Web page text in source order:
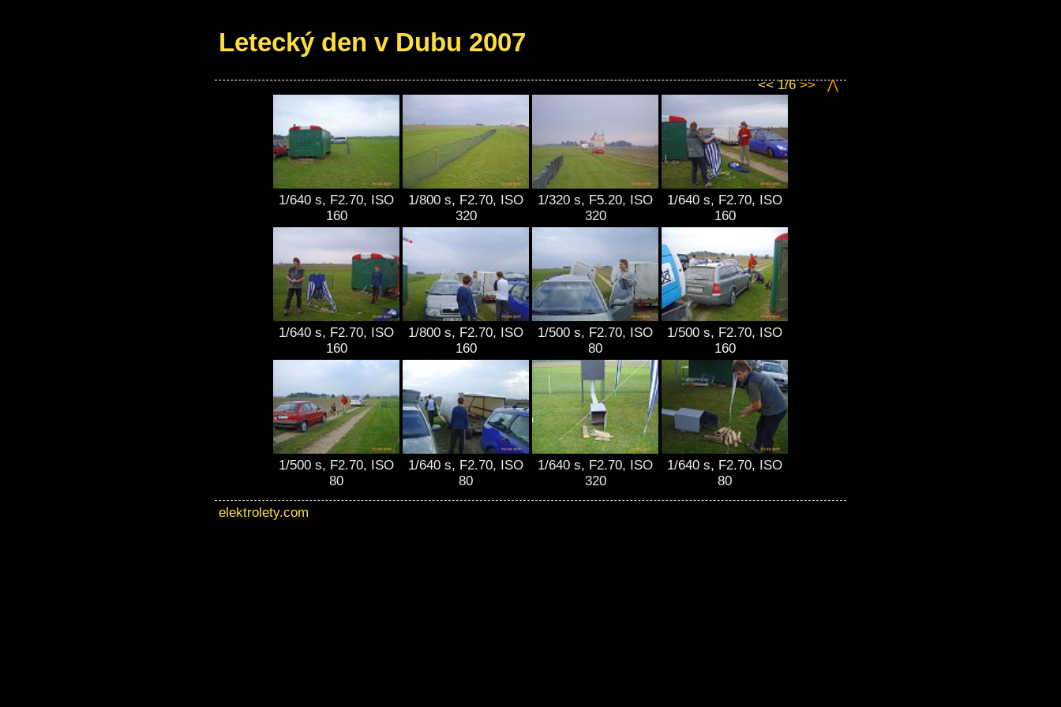
Letecký den v Dubu 2007
<< 1/6>> ⋀
1/640 s, F2.70, ISO
160
1/800 s, F2.70, ISO
320
1/320 s, F5.20, ISO
320
1/640 s, F2.70, ISO
160
1/640 s, F2.70, ISO
160
1/800 s, F2.70, ISO
160
1/500 s, F2.70, ISO
80
1/500 s, F2.70, ISO
160
1/500 s, F2.70, ISO
80
1/640 s, F2.70, ISO
80
1/640 s, F2.70, ISO
320
1/640 s, F2.70, ISO
80
elektrolety.com